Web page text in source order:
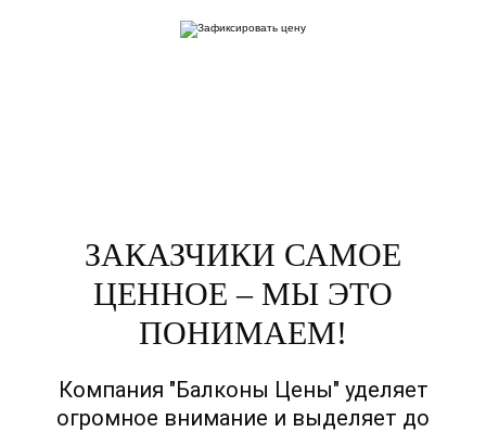
ЗАКАЗЧИКИ САМОЕ
ЦЕННОЕ – МЫ ЭТО
ПОНИМАЕМ!
Компания "Балконы Цены" уделяет
огромное внимание и выделяет до